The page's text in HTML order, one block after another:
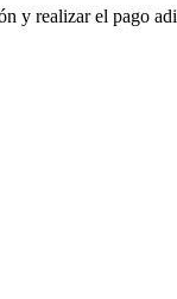
y realizar el